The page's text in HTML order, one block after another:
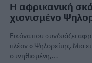
Η αφρικανική
χιονισμένο
Εικόνα που συνδυάζει
πλέον ο Ψηλορείτης. Μια
συνηθισμένη,…